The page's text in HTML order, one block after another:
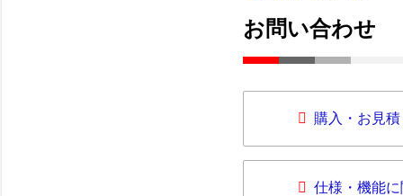
お問い合わせ
購入・お見
仕様・機能